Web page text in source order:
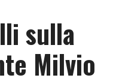
sulla
Milvio